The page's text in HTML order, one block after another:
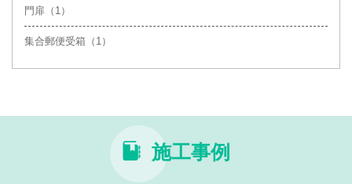
門扉（1）
集合郵便受箱（1）
施工事例